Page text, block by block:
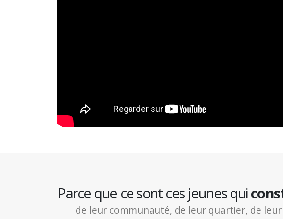
Parce que ce sont ces jeunes qui
de leur communauté, de leur quartier, de leur